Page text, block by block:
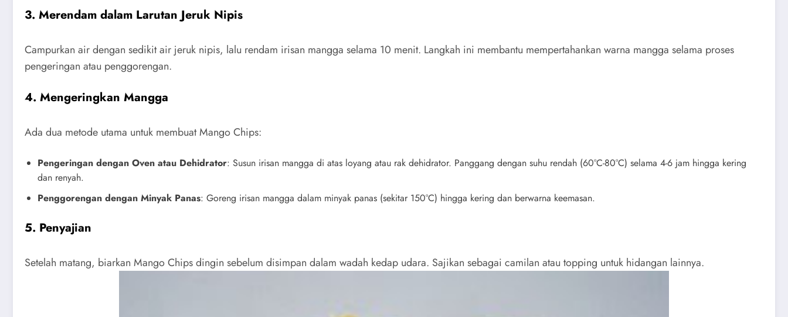
3. Merendam dalam Larutan Jeruk Nipis
Campurkan air dengan sedikit air jeruk nipis, lalu rendam irisan mangga selama 10 menit. Langkah ini membantu mempertahankan warna mangga selama proses
pengeringan atau penggorengan.
4. Mengeringkan Mangga
Ada dua metode utama untuk membuat Mango Chips:
Pengeringan dengan Oven atau Dehidrator: Susun irisan mangga di atas loyang atau rak dehidrator. Panggang dengan suhu rendah (60°C-80°C) selama 4-6 jam hingga kering
dan renyah.
Penggorengan dengan Minyak Panas: Goreng irisan mangga dalam minyak panas (sekitar 150°C) hingga kering dan berwarna keemasan.
5. Penyajian
Setelah matang, biarkan Mango Chips dingin sebelum disimpan dalam wadah kedap udara. Sajikan sebagai camilan atau topping untuk hidangan lainnya.